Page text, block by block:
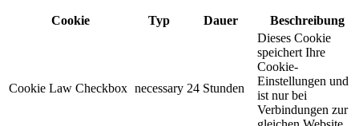
Cookie Typ Dauer Beschreibung
Cookie Law Checkbox necessary 24 Stunden
Dieses Cookie
speichert Ihre
Cookie-
Einstellungen und
ist nur bei
Verbindungen zur